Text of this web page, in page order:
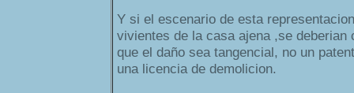
Y si el escenario de esta
vivientes de la casa ajena ,se deberian
que el daño sea tangencial, no un
una licencia de demolicion.